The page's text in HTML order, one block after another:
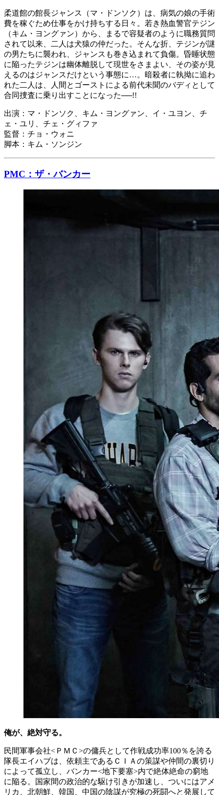
柔道館の館長ジャンス（マ・ドンソク）は、病気の娘の手術
費を稼ぐため仕事をかけ持ちする日々。若き熱血警官テジン
（キム・ヨングァン）から、まるで容疑者のように職務質問
されて以来、二人は犬猿の仲だった。そんな折、テジンが謎
の男たちに襲われ、ジャンスも巻き込まれて負傷。昏睡状態
に陥ったテジンは幽体離脱して現世をさまよい、その姿が見
えるのはジャンスだけという事態に…。暗殺者に執拗に追わ
れた二人は、人間とゴーストによる前代未聞のバディとして
合同捜査に乗り出すことになった──!!
出演：マ・ドンソク、キム・ヨングァン、イ・ユヨン、チ
ェ・ユリ、チェ・グィファ
監督：チョ・ウォニ
脚本：キム・ソンジン
PMC：ザ・バンカー
俺が、絶対守る。
民間軍事会社<ＰＭＣ>の傭兵として作戦成功率100％を誇る
隊長エイハブは、依頼主であるＣＩＡの策謀や仲間の裏切り
によって孤立し、バンカー<地下要塞>内で絶体絶命の窮地
に陥る。国家間の政治的な駆け引きが加速し、ついにはアメ
リカ、北朝鮮、韓国、中国の陰謀が究極の死闘へと発展して